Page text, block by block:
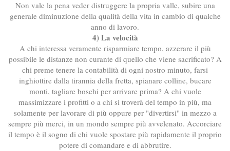
Non vale la pena veder distruggere la propria valle, subire una
generale diminuzione della qualità della vita in cambio di qualche
anno di lavoro.
4) La velocità
A chi interessa veramente risparmiare tempo, azzerare il più
possibile le distanze non curante di quello che viene sacrificato? A
chi preme tenere la contabilità di ogni nostro minuto, farsi
inghiottire dalla tirannia della fretta, spianare colline, bucare
monti, tagliare boschi per arrivare prima? A chi vuole
massimizzare i profitti o a chi si troverà del tempo in più, ma
solamente per lavorare di più oppure per "divertirsi" in mezzo a
sempre più merci, in un mondo sempre più avvelenato. Accorciare
il tempo è il sogno di chi vuole spostare più rapidamente il proprio
potere di comandare e di abbrutire.